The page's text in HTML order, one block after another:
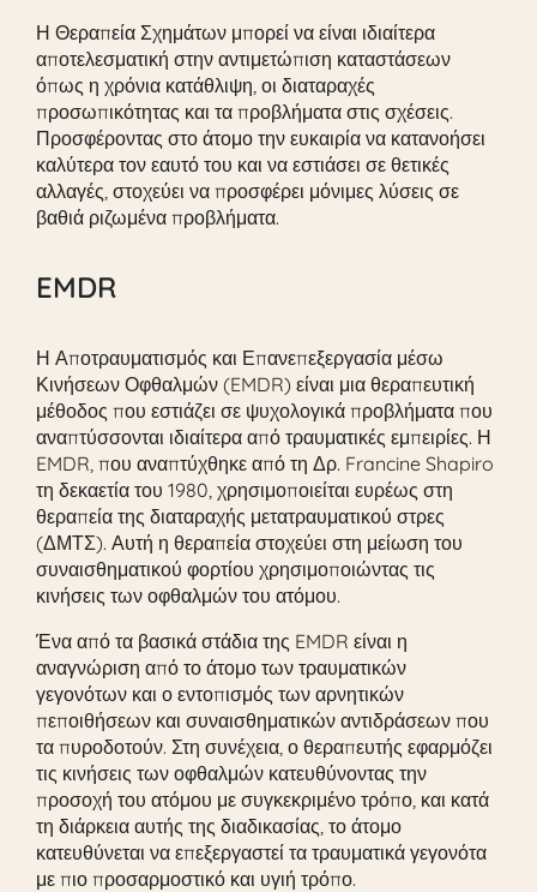
Η Θεραπεία Σχημάτων μπορεί να είναι ιδιαίτερα
αποτελεσματική στην αντιμετώπιση καταστάσεων
όπως η χρόνια κατάθλιψη, οι διαταραχές
προσωπικότητας και τα προβλήματα στις σχέσεις.
Προσφέροντας στο άτομο την ευκαιρία να κατανοήσει
καλύτερα τον εαυτό του και να εστιάσει σε θετικές
αλλαγές, στοχεύει να προσφέρει μόνιμες λύσεις σε
βαθιά ριζωμένα προβλήματα.
EMDR
Η Αποτραυματισμός και Επανεπεξεργασία μέσω
Κινήσεων Οφθαλμών (EMDR) είναι μια θεραπευτική
μέθοδος που εστιάζει σε ψυχολογικά προβλήματα που
αναπτύσσονται ιδιαίτερα από τραυματικές εμπειρίες. Η
EMDR, που αναπτύχθηκε από τη Δρ. Francine Shapiro
τη δεκαετία του 1980, χρησιμοποιείται ευρέως στη
θεραπεία της διαταραχής μετατραυματικού στρες
(ΔΜΤΣ). Αυτή η θεραπεία στοχεύει στη μείωση του
συναισθηματικού φορτίου χρησιμοποιώντας τις
κινήσεις των οφθαλμών του ατόμου.
Ένα από τα βασικά στάδια της EMDR είναι η
αναγνώριση από το άτομο των τραυματικών
γεγονότων και ο εντοπισμός των αρνητικών
πεποιθήσεων και συναισθηματικών αντιδράσεων που
τα πυροδοτούν. Στη συνέχεια, ο θεραπευτής εφαρμόζει
τις κινήσεις των οφθαλμών κατευθύνοντας την
προσοχή του ατόμου με συγκεκριμένο τρόπο, και κατά
τη διάρκεια αυτής της διαδικασίας, το άτομο
κατευθύνεται να επεξεργαστεί τα τραυματικά γεγονότα
με πιο προσαρμοστικό και υγιή τρόπο.